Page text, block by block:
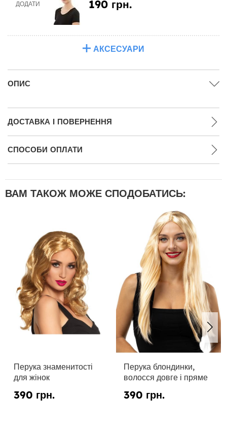
ДОДАТИ 190 грн.
АКСЕСУАРИ
ОПИС
ДОСТАВКА І ПОВЕРНЕННЯ
СПОСОБИ ОПЛАТИ
ВАМ ТАКОЖ МОЖЕ СПОДОБАТИСЬ:
Перука знаменитості
для жінок
390 грн.
Перука блондинки,
волосся довге і пряме
390 грн.